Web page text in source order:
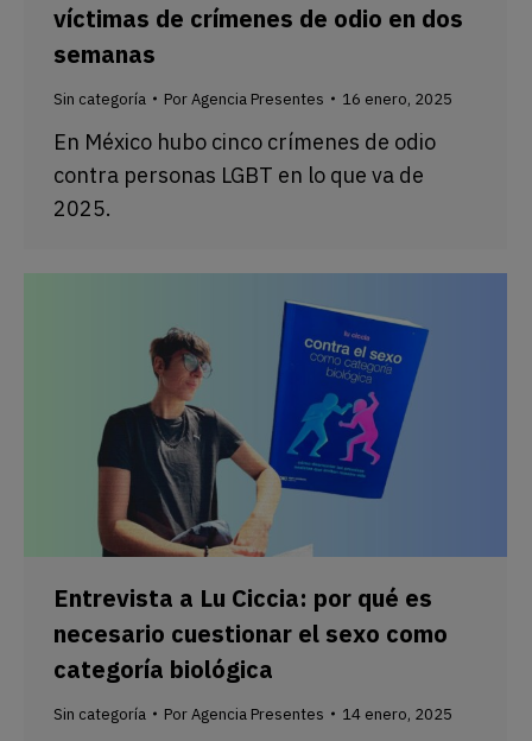
víctimas de crímenes de odio en dos
semanas
Sin categoría PorAgencia Presentes 16 enero, 2025
En México hubo cinco crímenes de odio
contra personas LGBT en lo que va de
2025.
Entrevista a Lu Ciccia: por qué es
necesario cuestionar el sexo como
categoría biológica
Sin categoría PorAgencia Presentes 14 enero, 2025